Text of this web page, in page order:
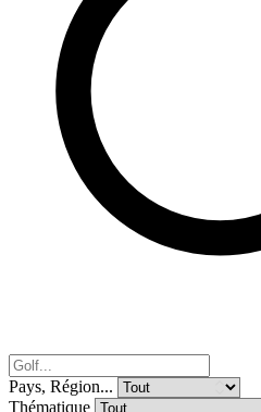
Pays, Région...
Thématique